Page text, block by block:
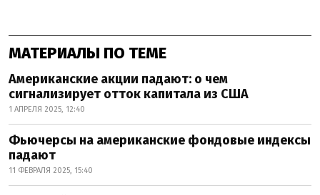
МАТЕРИАЛЫ ПО ТЕМЕ
Американские акции падают: о чем
сигнализирует отток капитала из США
1 АПРЕЛЯ 2025, 12:40
Фьючерсы на американские фондовые индексы
падают
11 ФЕВРАЛЯ 2025, 15:40